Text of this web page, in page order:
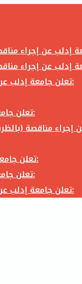
تعلن جامعة إدلب عن إجراء مناقصة (بالظرف المختوم) لأعمال تجهيز مخبر الدراسات العليا في كلية العلوم في جامعة ادلب وفق الآتي:
تعلن جامعة إدلب عن إجراء مناقصة (بالظرف المختوم) لشراء وتوريد أثاث مكاتب لزوم مكاتب وقاعات جامعة إدلب وفق الآتي:
تعلن جامعة إدلب عن إجراء مناقصة (بالظرف المختوم) لأعمال بناء طابق في مبنى رئاسة الجامعة في جامعة ادلب وفق الآتي:
تعلن جامعة إدلب عن إجراء مناقصة (بالظرف المختوم) لشراء وتوريد أثاث مكاتب لزوم مكاتب وقاعات جامعة إدلب وفق الآتي:
تعلن جامعة إدلب عن إجراء مناقصة (بالظرف المختوم) لأعمال تجهيز مخبر الدراسات العليا في كلية العلوم في جامعة ادلب وفق الآتي: